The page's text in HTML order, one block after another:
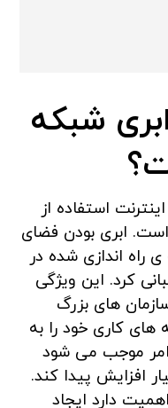
شبکه
استفاده از
ابری بودن فضای
راه اندازی شده در
کرد. این ویژگی
های بزرگ
های کاری خود را به
امر موجب می شود
افزایش پیدا کند.
دارد ایجاد